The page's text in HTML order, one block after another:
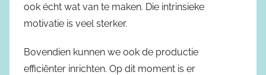
ook écht wat van te maken. Die intrinsieke
motivatie is veel sterker.
Bovendien kunnen we ook de productie
efficiënter inrichten. Op dit moment is er